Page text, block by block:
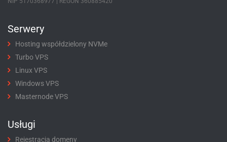
Serwery
Hosting współdzielony NVMe
Turbo VPS
Linux VPS
Windows VPS
Masternode VPS
Usługi
Rejestracja domeny